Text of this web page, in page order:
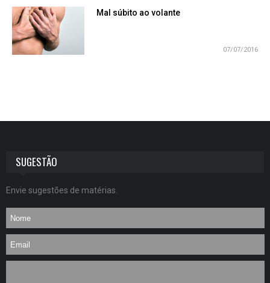
Mal súbito ao volante
07/07/2016
SUGESTÃO
Envie sugestões de matérias.